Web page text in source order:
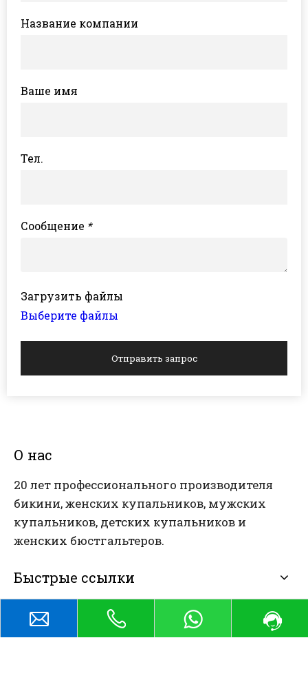
Название компании
Ваше имя
Тел.
*
Сообщение
Загрузить файлы
Выберите файлы
Отправить запрос
О нас
20 лет профессионального производителя
бикини, женских купальников, мужских
купальников, детских купальников и
женских бюстгальтеров.
Быстрые ссылки
Каталог